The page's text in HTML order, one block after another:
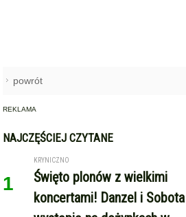
powrót
REKLAMA
NAJCZĘŚCIEJ CZYTANE
1
KRYNICZNO
Święto plonów z wielkimi
koncertami! Danzel i Sobota